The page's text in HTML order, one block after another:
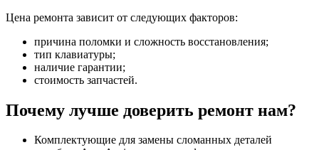
Цена ремонта зависит от следующих факторов:
причина поломки и сложность восстановления;
тип клавиатуры;
наличие гарантии;
стоимость запчастей.
Почему лучше доверить ремонт нам?
Комплектующие для замены сломанных деталей